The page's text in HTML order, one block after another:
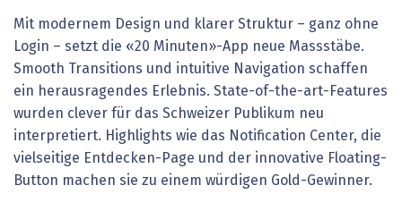
Mit modernem Design und klarer Struktur – ganz ohne
Login – setzt die «20 Minuten»-App neue Massstäbe.
Smooth Transitions und intuitive Navigation schaffen
ein herausragendes Erlebnis. State-of-the-art-Features
wurden clever für das Schweizer Publikum neu
interpretiert. Highlights wie das Notification Center, die
vielseitige Entdecken-Page und der innovative Floating-
Button machen sie zu einem würdigen Gold-Gewinner.